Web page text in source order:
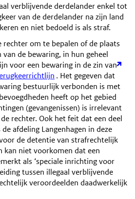
verblijvende derdelander enkel tot
van de derdelander na zijn land
en niet bedoeld is als straf.
rechter om te bepalen of de plaats
de bewaring, in hun geheel
voor een bewaring in de zin van
. Het gegeven dat
bestuurlijk verbonden is met
heeft op het gebied
(gevangenissen) is irrelevant
rechter. Ook het feit dat een deel
afdeling Langenhagen in deze
de detentie van strafrechtelijk
kan niet voorkomen dat een
als ‘speciale inrichting voor
tussen illegaal verblijvende
veroordeelden daadwerkelijk